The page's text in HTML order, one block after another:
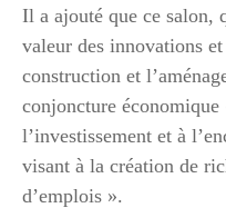
Il a ajouté que ce salon,
valeur des innovations
construction et
conjoncture
l’investissement et à
visant à la création de
d’emplois ».